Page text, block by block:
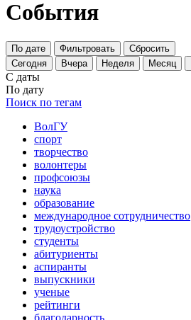
События
По дате Фильтровать
Сбросить
Сегодня
Вчера Неделя Месяц
С даты
По дату
Поиск по тегам
ВолГУ
спорт
творчество
волонтеры
профсоюзы
наука
образование
международное сотрудничество
трудоустройство
студенты
абитуриенты
аспиранты
выпускники
ученые
рейтинги
благодарность